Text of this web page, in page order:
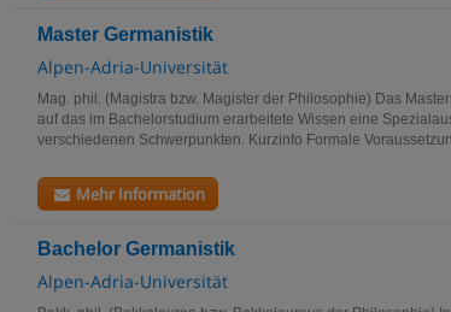
Master Germanistik
Alpen-Adria-Universität
Mag. phil. (Magistra bzw. Magister der Philosophie) Das
auf das im Bachelorstudium erarbeitete Wissen eine
verschiedenen Schwerpunkten. Kurzinfo Formale
Mehr Information
Bachelor Germanistik
Alpen-Adria-Universität